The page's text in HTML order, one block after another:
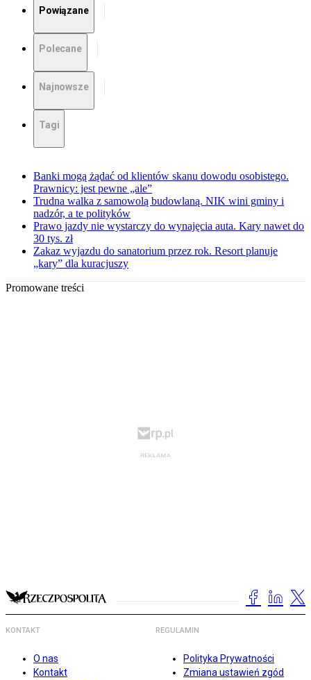
Powiązane
Polecane
Najnowsze
Tagi
Banki mogą żądać od klientów skanu dowodu osobistego.
Prawnicy: jest pewne „ale”
Trudna walka z samowolą budowlaną. NIK wini gminy i
nadzór, a te polityków
Prawo jazdy nie wystarczy do wynajęcia auta. Kary nawet do
30 tys. zł
Zakaz wyjazdu do sanatorium przez rok. Resort planuje
„kary” dla kuracjuszy
Promowane treści
KONTAKT
O nas
Kontakt
REGULAMIN
Polityka Prywatności
Zmiana ustawień zgód